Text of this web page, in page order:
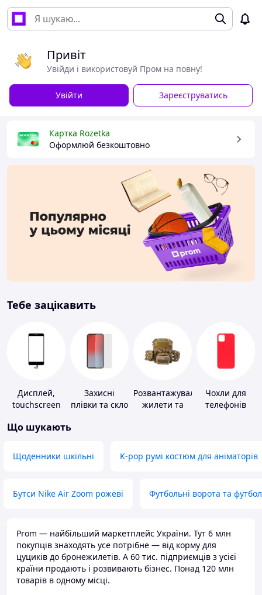
Привіт
Увійди і використовуй Пром на повну!
Увійти Зареєструватись
Картка Rozetka
Оформлюй безкоштовно
Тебе зацікавить
Дисплей,
touchscreen
Захисні
плівки та скло
Розвантажувальні
жилети та
Чохли для
телефонів
Що шукають
Щоденники шкільні K-pop румі костюм для аніматорів
Бутси Nike Air Zoom рожеві Футбольні ворота та
Prom — найбільший маркетплейс України. Тут 6 млн
покупців знаходять усе потрібне — від корму для
цуциків до бронежилетів. А 60 тис. підприємців з усієї
країни продають і розвивають бізнес. Понад 120 млн
товарів в одному місці.